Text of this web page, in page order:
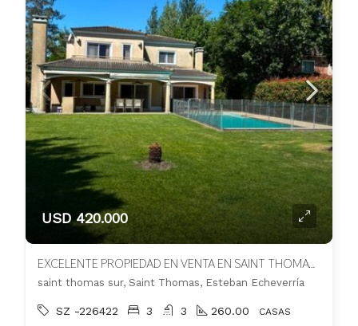
USD 420.000
EXCELENTE PROPIEDAD EN VENTA EN SAINT THOMAS SUR. APTO CREDITO.
saint thomas sur, Saint Thomas, Esteban Echeverría
SZ -226422 3 3 260.00 CASAS